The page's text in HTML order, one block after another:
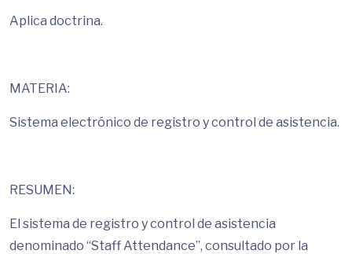
Aplica doctrina.
MATERIA:
Sistema electrónico de registro y control de asistencia.
RESUMEN:
El sistema de registro y control de asistencia
denominado “Staff Attendance”, consultado por la